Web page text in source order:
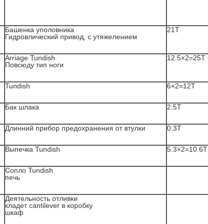
Башенка уполовника
Гидровлический привод, с утяжелением
21T
Arriage Tundish
Повсюду тип ноги
12.5×2=25T
Tundish 6×2=12T
Бак шлака 2.5T
Длинний прибор предохранения от втулки 0.3T
Выпечка Tundish 5.3×2=10.6T
Сопло Tundish
печь
Деятельность отливки
кладет cantilever в коробку
шкаф